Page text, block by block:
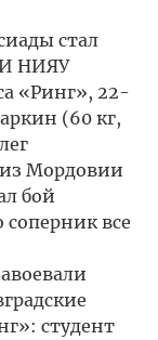
стал
НИЯУ
«Ринг», 22-
(60 кг,
Мордовии
бой
все
студент